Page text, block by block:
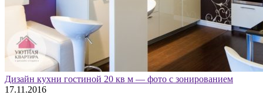
Дизайн кухни гостиной 20 кв м — фото с зонированием
17.11.2016